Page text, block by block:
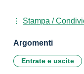
Stampa /
Argomenti
Entrate e uscite